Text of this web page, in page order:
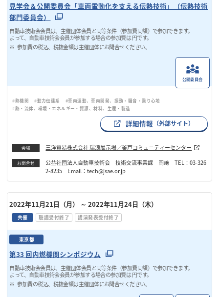
見学会＆公開委員会「車両電動化を支える伝熱技術」（伝熱技術
部門委員会）
自動車技術会会員は、主催団体会員と同等条件（参加費同額）で参加できます。
よって、自動車技術会会員が参加する場合の参加費は 円です。
参加費の税込、税抜金額は主催団体にお問合せください。
公開委員会
#熱機関 #動力伝達系
#車両運動、車両開発、振動・騒音・乗り心地
#熱・流体、環境・エネルギー・資源、材料、生産・製造
詳細情報 （外部サイト）
会場 三洋貿易株式会社 瑞浪展示場／釜戸コミュニティーセンター
お問合せ
公益社団法人自動車技術会 技術交流事業課 岡﨑 TEL：03-326
2-8235 Email：tech@jsae.or.jp
2022年11月21日（月） ～ 2022年11月24日（木）
共催 聴講受付終了 講演発表受付終了
東京都
第33 回内燃機関シンポジウム
自動車技術会会員は、主催団体会員と同等条件（参加費同額）で参加できます。
よって、自動車技術会会員が参加する場合の参加費は 円です。
参加費の税込、税抜金額は主催団体にお問合せください。